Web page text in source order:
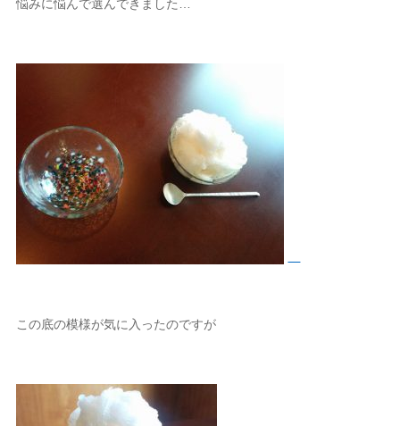
悩みに悩んで選んできました…
この底の模様が気に入ったのですが